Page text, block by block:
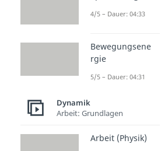
zur Videoseite:
Körpern - PdvV
Beliebte
4/5 – Dauer: 04:33
Bewegungsene
rgie
5/5 – Dauer: 04:31
Dynamik
Arbeit: Grundlagen
Arbeit (Physik)